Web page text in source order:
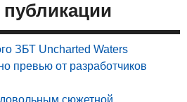
ЗБТ Uncharted Waters
превью от разработчиков
сюжетной